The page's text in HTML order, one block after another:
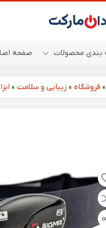
بندی محصولات صفحه
» فروشگاه » زیبایی و سلامت »